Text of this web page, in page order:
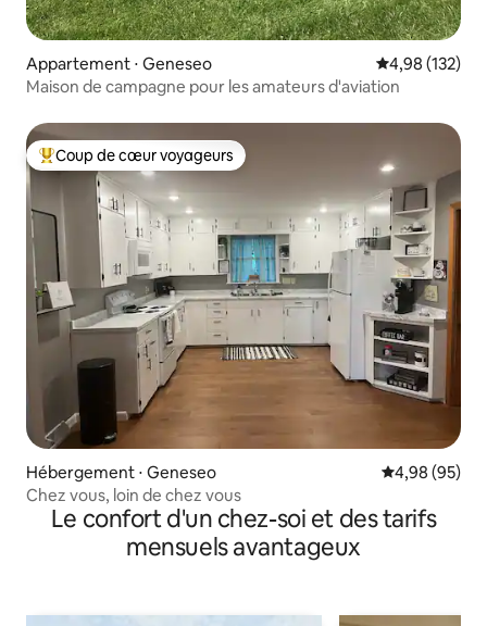
Appartement ⋅ Geneseo Évaluation
4,98 (132)
Maison de campagne pour les amateurs d'aviation
Coups de cœur voyageurs les plus appréciés
Coup de cœur voyageurs
Hébergement ⋅ Geneseo Évaluation
4,98 (95)
Chez vous, loin de chez vous
Le confort d'un chez-soi et des tarifs
mensuels avantageux